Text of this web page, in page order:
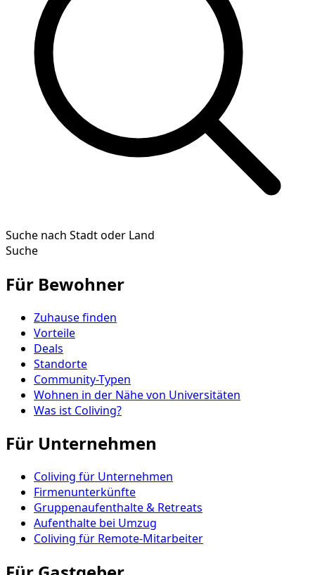
Suche nach Stadt oder Land
Suche
Für Bewohner
Zuhause finden
Vorteile
Deals
Standorte
Community-Typen
Wohnen in der Nähe von Universitäten
Was ist Coliving?
Für Unternehmen
Coliving für Unternehmen
Firmenunterkünfte
Gruppenaufenthalte & Retreats
Aufenthalte bei Umzug
Coliving für Remote-Mitarbeiter